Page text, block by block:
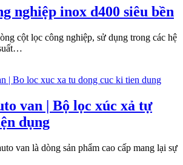
nghiệp inox d400 siêu bền
cột lọc công nghiệp, sử dụng trong các hệ
van | Bộ lọc xúc xả tự
dụng
van là dòng sản phẩm cao cấp mang lại sự